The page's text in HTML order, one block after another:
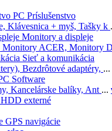
PC Príslušenstvo
Klávesnica + myš, Tašky k
Monitory a displeje
Monitory ACER, Monitory
Sieť a komunikácia
Bezdrôtové adaptéry, ...
Software
Kancelárske balíky, Ant ...
HDD externé
GPS navigácie